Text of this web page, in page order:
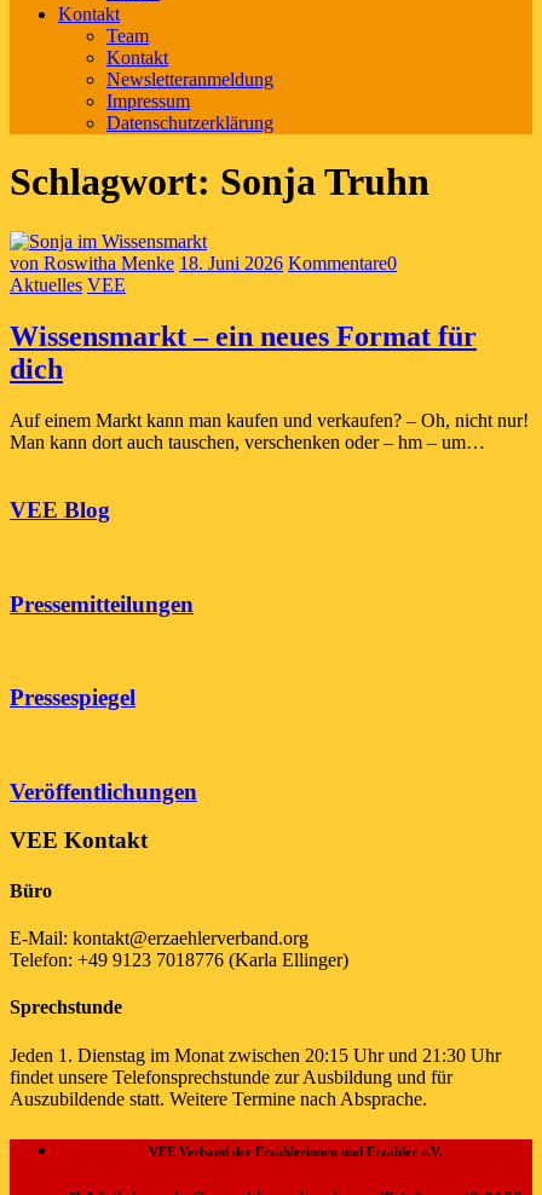
Kontakt
Team
Kontakt
Newsletteranmeldung
Impressum
Datenschutzerklärung
Schlagwort: Sonja Truhn
von Roswitha Menke 18. Juni 2026 Kommentare0
Aktuelles VEE
Wissensmarkt – ein neues Format für
dich
Auf einem Markt kann man kaufen und verkaufen? – Oh, nicht nur!
Man kann dort auch tauschen, verschenken oder – hm – um…
VEE Blog
Pressemitteilungen
Pressespiegel
Veröffentlichungen
VEE Kontakt
Büro
E-Mail: kontakt@erzaehlerverband.org
Telefon: +49 9123 7018776 (Karla Ellinger)
Sprechstunde
Jeden 1. Dienstag im Monat zwischen 20:15 Uhr und 21:30 Uhr
findet unsere Telefonsprechstunde zur Ausbildung und für
Auszubildende statt. Weitere Termine nach Absprache.
VEE Verband der Erzählerinnen und Erzähler e.V.